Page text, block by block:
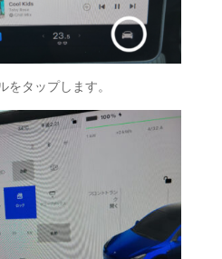
をタップします。